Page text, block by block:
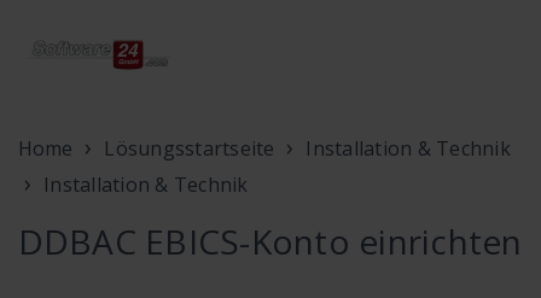
Home Lösungsstartseite
Installation & Technik
Installation & Technik
DDBAC EBICS-Konto einrichten